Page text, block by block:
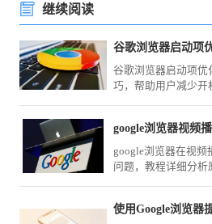
继续阅读
谷歌浏览器启动项
谷歌浏览器启动项优
巧，帮助用户减少开
google浏览器视频
google浏览器在视频
问题，教程详细分析
使用Google浏览器